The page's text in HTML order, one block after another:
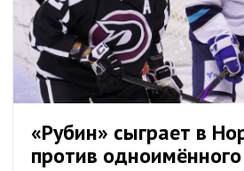
«Рубин» сыграет в
против